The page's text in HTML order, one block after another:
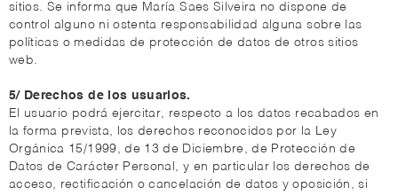
sitios. Se informa que María Saes Silveira no dispone de
control alguno ni ostenta responsabilidad alguna sobre las
políticas o medidas de protección de datos de otros sitios
web.
5/ Derechos de los usuarios.
El usuario podrá ejercitar, respecto a los datos recabados en
la forma prevista, los derechos reconocidos por la Ley
Orgánica 15/1999, de 13 de Diciembre, de Protección de
Datos de Carácter Personal, y en particular los derechos de
acceso, rectificación o cancelación de datos y oposición, si